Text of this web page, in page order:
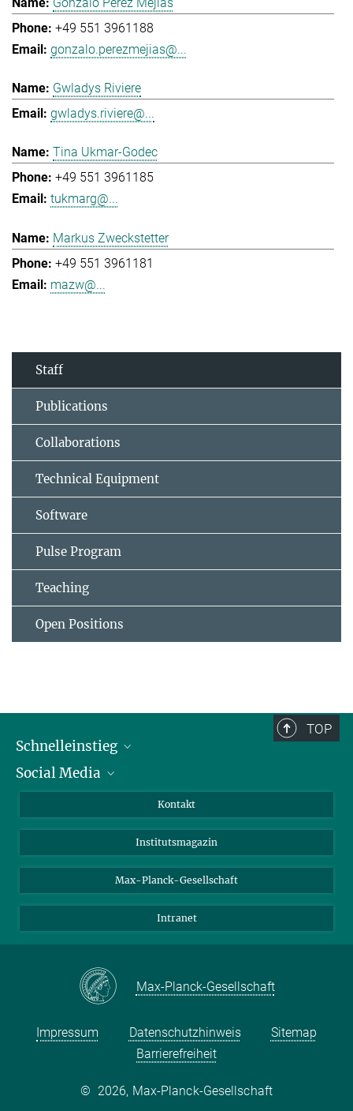
+49 551 3961188
gonzalo.perezmejias@...
Gwladys Riviere
gwladys.riviere@...
Tina Ukmar-Godec
+49 551 3961185
tukmarg@...
Markus Zweckstetter
+49 551 3961181
mazw@...
Staff
Publications
Collaborations
Technical Equipment
Software
Pulse Program
Teaching
Open Positions
TOP
Schnelleinstieg
Alumni
Schulen
Studierende
Social Media
Facebook
YouTube
Kontakt
Institutsmagazin
Max-Planck-Gesellschaft
Intranet
Max-Planck-Gesellschaft
Impressum Datenschutzhinweis
Sitemap
Barrierefreiheit
© 2026, Max-Planck-Gesellschaft